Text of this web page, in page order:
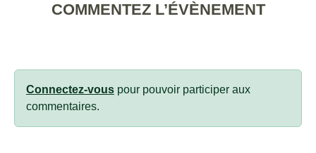
COMMENTEZ L’ÉVÈNEMENT
Connectez-vous pour pouvoir participer aux
commentaires.